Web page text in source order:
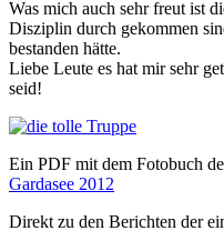
Was mich auch sehr freut ist
Disziplin durch gekommen
bestanden hätte.
Liebe Leute es hat mir sehr
seid!
Ein PDF mit dem Fotobuch
Gardasee 2012
Direkt zu den Berichten der